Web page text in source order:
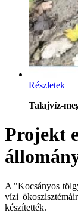
Részletek
Talajvíz-
Projekt
A "Kocsányos
vízi
készítették.